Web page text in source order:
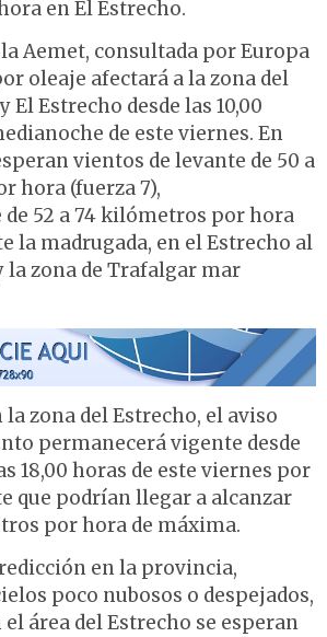
en El Estrecho.
la Aemet, consultada por Europa
oleaje afectará a la zona del
Estrecho desde las 10,00
de este viernes. En
vientos de levante de 50 a
hora (fuerza 7),
52 a 74 kilómetros por hora
la madrugada, en el Estrecho al
la zona de Trafalgar mar
zona del Estrecho, el aviso
permanecerá vigente desde
18,00 horas de este viernes por
que podrían llegar a alcanzar
por hora de máxima.
en la provincia,
poco nubosos o despejados,
área del Estrecho se esperan